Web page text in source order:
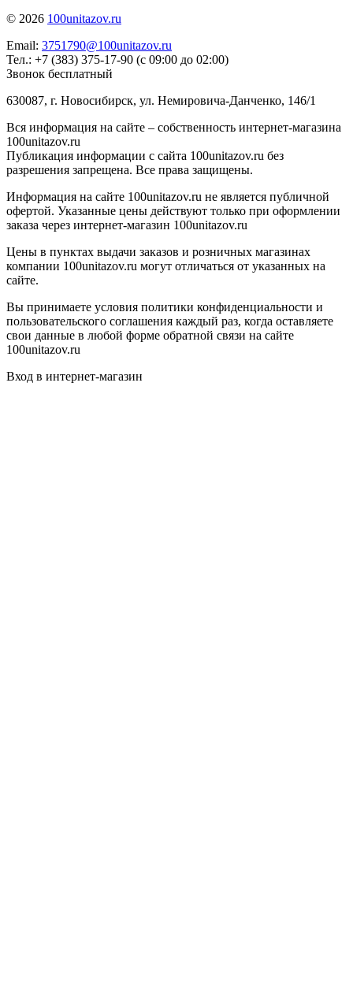
© 2026 100unitazov.ru
Email: 3751790@100unitazov.ru
Тел.: +7 (383) 375-17-90 (с 09:00 до 02:00)
Звонок бесплатный
630087, г. Новосибирск, ул. Немировича-Данченко, 146/1
Вся информация на сайте – собственность интернет-магазина
100unitazov.ru
Публикация информации с сайта 100unitazov.ru без
разрешения запрещена. Все права защищены.
Информация на сайте 100unitazov.ru не является публичной
офертой. Указанные цены действуют только при оформлении
заказа через интернет-магазин 100unitazov.ru
Цены в пунктах выдачи заказов и розничных магазинах
компании 100unitazov.ru могут отличаться от указанных на
сайте.
Вы принимаете условия политики конфиденциальности и
пользовательского соглашения каждый раз, когда оставляете
свои данные в любой форме обратной связи на сайте
100unitazov.ru
Вход в интернет-магазин